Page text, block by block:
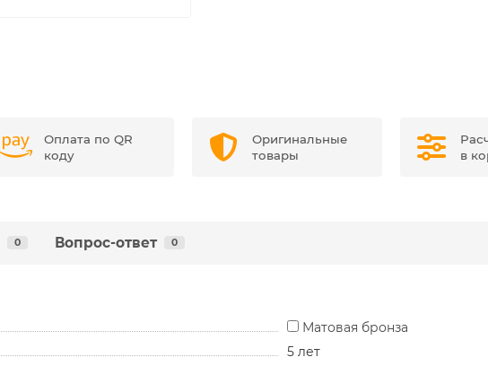
Оплата по QR
коду
Оригинальные
товары
в
0 Вопрос-ответ 0
Матовая бронза
5 лет